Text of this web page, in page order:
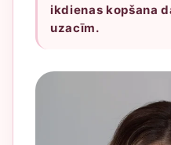
ikdienas kopšana
uzacīm.